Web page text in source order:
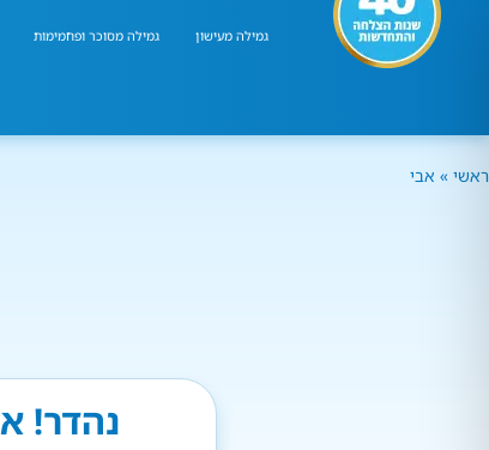
גמילה מעישון גמילה מסוכר ופחמימות
ראשי » אבי
נהדר!